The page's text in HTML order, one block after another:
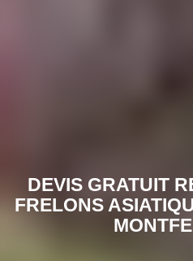
DEVIS GRATUIT
FRELONS